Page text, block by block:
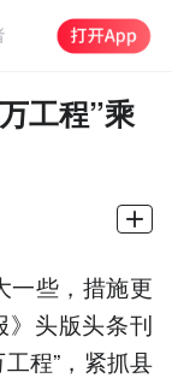
工程”乘
一些，措施更
》头版头条刊
程”，紧抓县